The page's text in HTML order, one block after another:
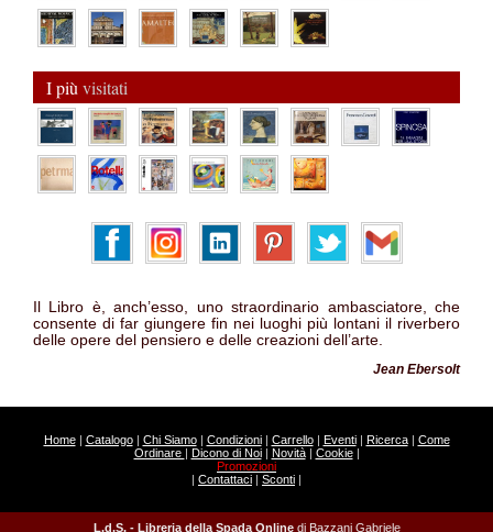
I più visitati
Il Libro è, anch’esso, uno straordinario ambasciatore, che
consente di far giungere fin nei luoghi più lontani il riverbero
delle opere del pensiero e delle creazioni dell’arte.
Jean Ebersolt
Home| Catalogo| Chi Siamo| Condizioni| Carrello| Eventi| Ricerca| Come
Ordinare | Dicono di Noi| Novità| Cookie|
Promozioni
| Contattaci | Sconti |
L.d.S. - Libreria della Spada Online di Bazzani Gabriele